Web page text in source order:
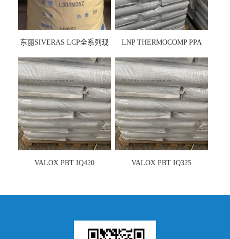
东丽SIVERAS LCP全系列现
LNP THERMOCOMP PPA
VALOX PBT IQ420 VALOX PBT IQ325